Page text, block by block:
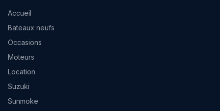
Accueil
Bateaux neufs
Occasions
Moteurs
Location
Suzuki
Sunmoke